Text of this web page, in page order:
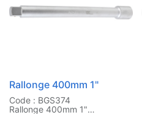
Rallonge 400mm 1"
Code : BGS374
Rallonge 400mm 1"